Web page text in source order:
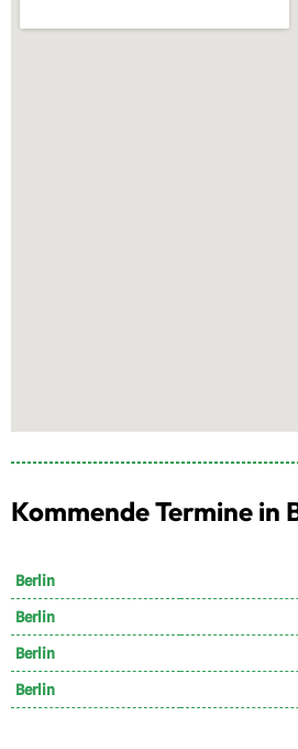
Kommende Termine in
Berlin
Berlin
Berlin
Berlin